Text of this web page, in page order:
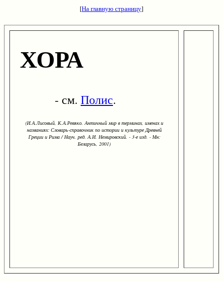
[На главную страницу]
ХОРА
- см. Полис.
(И.А.Лисовый, К.А.Ревяко. Античный мир в терминах, именах и
названиях: Словарь-справочник по истории и культуре Древней
Греции и Рима / Науч. ред. А.И. Немировский. - 3-е изд. - Мн:
Беларусь, 2001)